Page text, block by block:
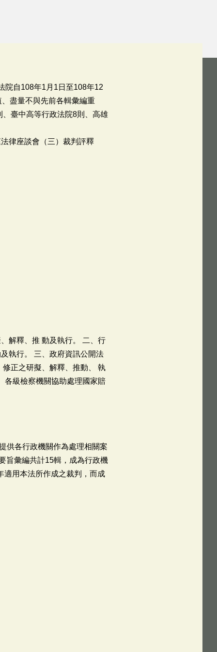
院自108年1月1日至108年12
盡量不與先前各輯彙編重
臺中高等行政法院8則、高雄
律座談會（三）裁判評釋
解釋、推 動及執行。 二、行
執行。 三、政府資訊公開法
正之研擬、解釋、推動、 執
各級檢察機關協助處理國家賠
供各行政機關作為處理相關案
旨彙編共計15輯，成為行政機
適用本法所作成之裁判，而成